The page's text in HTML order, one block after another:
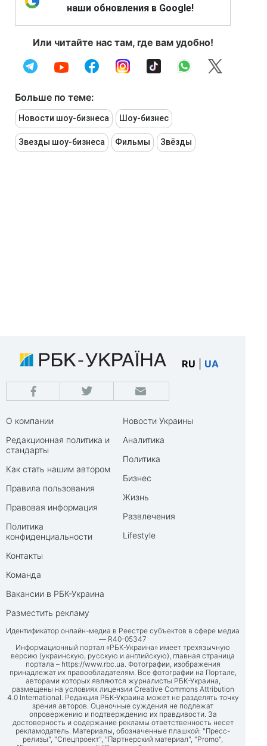
наши обновления в Google!
Или читайте нас там, где вам удобно!
Больше по теме:
Новости шоу-бизнеса Шоу-бизнес
Звезды шоу-бизнеса Фильмы Звёзды
RU UA
О компании
Редакционная политика и
стандарты
Как стать нашим автором
Правила пользования
Правовая информация
Политика
конфиденциальности
Контакты
Команда
Вакансии в РБК-Украина
Разместить рекламу
Новости Украины
Аналитика
Политика
Бизнес
Жизнь
Развлечения
Lifestyle
Идентификатор онлайн-медиа в Реестре субъектов в сфере медиа
— R40-05347
Информационный портал «РБК-Украина» имеет трехязычную
версию (украинскую, русскую и английскую), главная страница
портала – https://www.rbc.ua . Фотографии, изображения
принадлежат их правообладателям. Все фотографии на Портале,
авторами которых являются журналисты РБК-Украина,
размещены на условиях лицензии Creative Commons Attribution
4.0 International. Редакция РБК-Украина может не разделять точку
зрения авторов. Оценочные суждения не подлежат
опровержению и подтверждению их правдивости. За
достоверность и содержание рекламы ответственность несет
рекламодатель. Материалы, обозначенные плашкой: "Пресс-
релизы", "Спецпроект", "Партнерский материал", "Promo",